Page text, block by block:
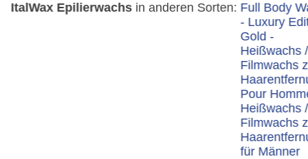
ItalWax Epilierwachs in anderen Sorten: Full Body
- Luxury
Gold -
Heißwachs /
Filmwachs
Pour
Heißwachs /
Filmwachs
für Männer